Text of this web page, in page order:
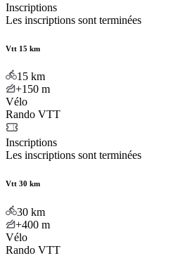
Inscriptions
Les inscriptions sont terminées
Vtt 15 km
15 km
+150 m
Vélo
Rando VTT
Inscriptions
Les inscriptions sont terminées
Vtt 30 km
30 km
+400 m
Vélo
Rando VTT